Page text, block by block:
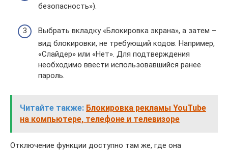
безопасность»).
Выбрать вкладку «Блокировка экрана», а затем –
вид блокировки, не требующий кодов. Например,
«Слайдер» или «Нет». Для подтверждения
необходимо ввести использовавшийся ранее
пароль.
Читайте также: Блокировка рекламы YouTube
на компьютере, телефоне и телевизоре
Отключение функции доступно там же, где она